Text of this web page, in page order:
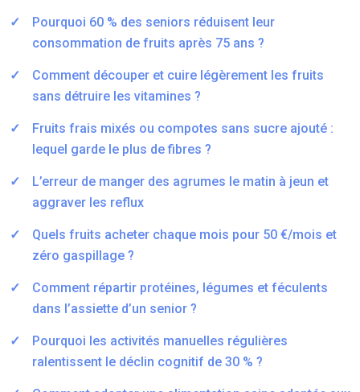
Pourquoi 60 % des seniors réduisent leur
consommation de fruits après 75 ans ?
Comment découper et cuire légèrement les fruits
sans détruire les vitamines ?
Fruits frais mixés ou compotes sans sucre ajouté :
lequel garde le plus de fibres ?
L’erreur de manger des agrumes le matin à jeun et
aggraver les reflux
Quels fruits acheter chaque mois pour 50 €/mois et
zéro gaspillage ?
Comment répartir protéines, légumes et féculents
dans l’assiette d’un senior ?
Pourquoi les activités manuelles régulières
ralentissent le déclin cognitif de 30 % ?